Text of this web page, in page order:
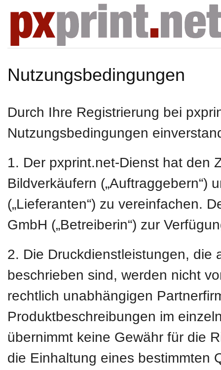
Nutzungsbedingungen
Durch Ihre Registrierung bei
Nutzungsbedingungen
1. Der pxprint.net-Dienst hat den
Bildverkäufern („Auftraggebern“)
(„Lieferanten“) zu vereinfachen.
GmbH („Betreiberin“) zur
2. Die Druckdienstleistungen, die
beschrieben sind, werden nicht
rechtlich unabhängigen
Produktbeschreibungen im
übernimmt keine Gewähr für die
die Einhaltung eines bestimmten